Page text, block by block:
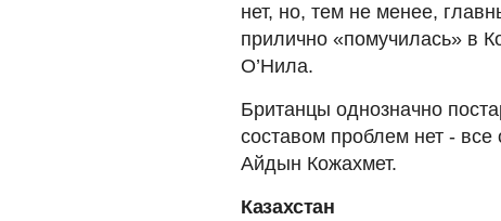
нет, но, тем не менее,
прилично «помучилась» в
О’Нила.
Британцы однозначно
составом проблем нет -
Айдын Кожахмет.
Казахстан